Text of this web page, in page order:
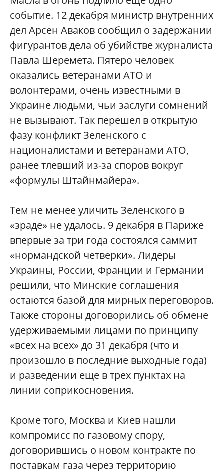
событие. 12 декабря министр внутренних
дел Арсен Аваков сообщил о задержании
фигурантов дела об убийстве журналиста
Павла Шеремета. Пятеро человек
оказались ветеранами АТО и
волонтерами, очень известными в
Украине людьми, чьи заслуги сомнений
не вызывают. Так перешел в открытую
фазу конфликт Зеленского с
националистами и ветеранами АТО,
ранее тлевший из-за споров вокруг
«формулы Штайнмайера».
Тем не менее уличить Зеленского в
«зраде» не удалось. 9 декабря в Париже
впервые за три года состоялся саммит
«нормандской четверки». Лидеры
Украины, России, Франции и Германии
решили, что Минские соглашения
остаются базой для мирных переговоров.
Также стороны договорились об обмене
удерживаемыми лицами по принципу
«всех на всех» до 31 декабря (что и
произошло в последние выходные года)
и разведении еще в трех пунктах на
линии соприкосновения.
Кроме того, Москва и Киев нашли
компромисс по газовому спору,
договорившись о новом контракте по
поставкам газа через территорию